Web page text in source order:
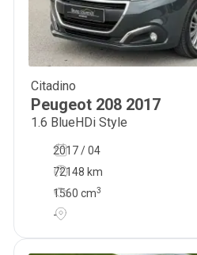
Citadino
Peugeot 208 2017
1.6 BlueHDi Style
2017 / 04
72148 km
1560 cm3
-